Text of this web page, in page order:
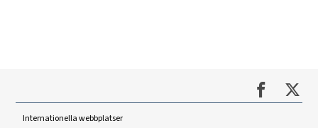
Internationella webbplatser